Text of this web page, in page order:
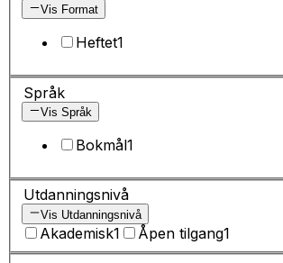
Vis Format
Heftet1
Språk
Vis Språk
Bokmål1
Utdanningsnivå
Vis Utdanningsnivå
Akademisk1 Åpen tilgang1